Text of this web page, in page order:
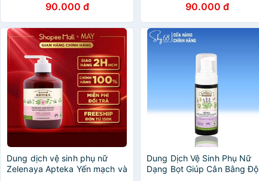
Cây Xô Thơm Và Lavender
150ml
90.000 đ
- Hoa Keo Trắng & Trà Xanh
150ml
90.000 đ
Dung dịch vệ sinh phụ nữ
Zelenaya Apteka Yến mạch và
Dung Dịch Vệ Sinh Phụ Nữ
Dạng Bọt Giúp Cân Bằng Độ